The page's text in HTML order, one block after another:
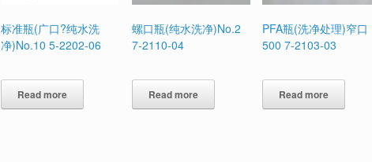
标准瓶(广口?纯水洗
净)No.10 5-2202-06
Read more
螺口瓶(纯水洗净)No.2
7-2110-04
Read more
PFA瓶(洗净处理)窄口
500 7-2103-03
Read more